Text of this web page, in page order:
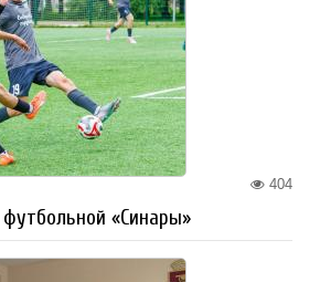
404
«Синары»